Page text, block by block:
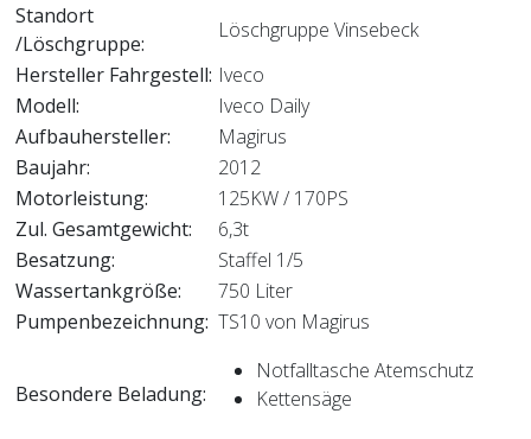
Standort
/Löschgruppe:
Löschgruppe Vinsebeck
Hersteller Fahrgestell: Iveco
Modell:
Iveco Daily
Aufbauhersteller:
Magirus
Baujahr:
2012
Motorleistung:
125KW / 170PS
Zul. Gesamtgewicht:
6,3t
Besatzung:
Staffel 1/5
Wassertankgröße:
750 Liter
Pumpenbezeichnung: TS10 von Magirus
Besondere Beladung:
Notfalltasche Atemschutz
Kettensäge